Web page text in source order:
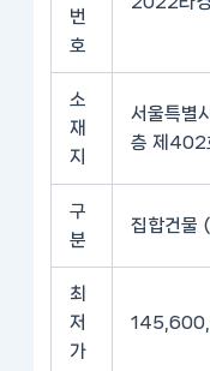
번
호
소
재
지
서울특별
층 제402
구
분
집합건물
최
저
가